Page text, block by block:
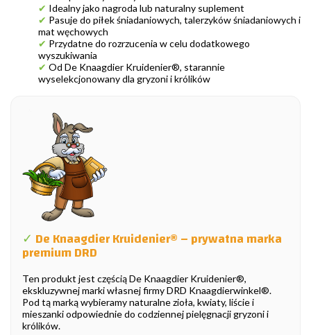
✔ Idealny jako nagroda lub naturalny suplement
✔ Pasuje do piłek śniadaniowych, talerzyków śniadaniowych i
mat węchowych
✔ Przydatne do rozrzucenia w celu dodatkowego
wyszukiwania
✔ Od De Knaagdier Kruidenier®, starannie
wyselekcjonowany dla gryzoni i królików
✓ De Knaagdier Kruidenier® – prywatna marka
premium DRD
Ten produkt jest częścią De Knaagdier Kruidenier®,
ekskluzywnej marki własnej firmy DRD Knaagdierwinkel®.
Pod tą marką wybieramy naturalne zioła, kwiaty, liście i
mieszanki odpowiednie do codziennej pielęgnacji gryzoni i
królików.